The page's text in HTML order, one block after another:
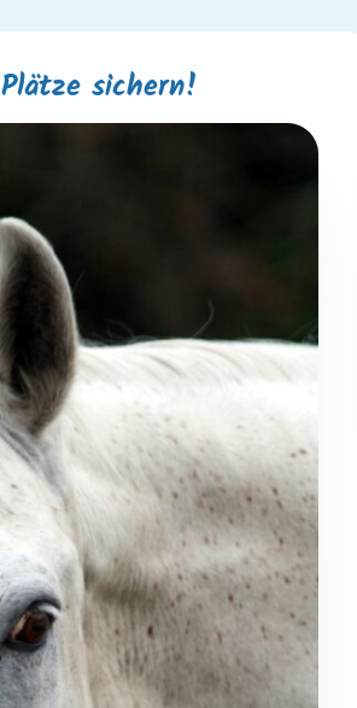
sichern!